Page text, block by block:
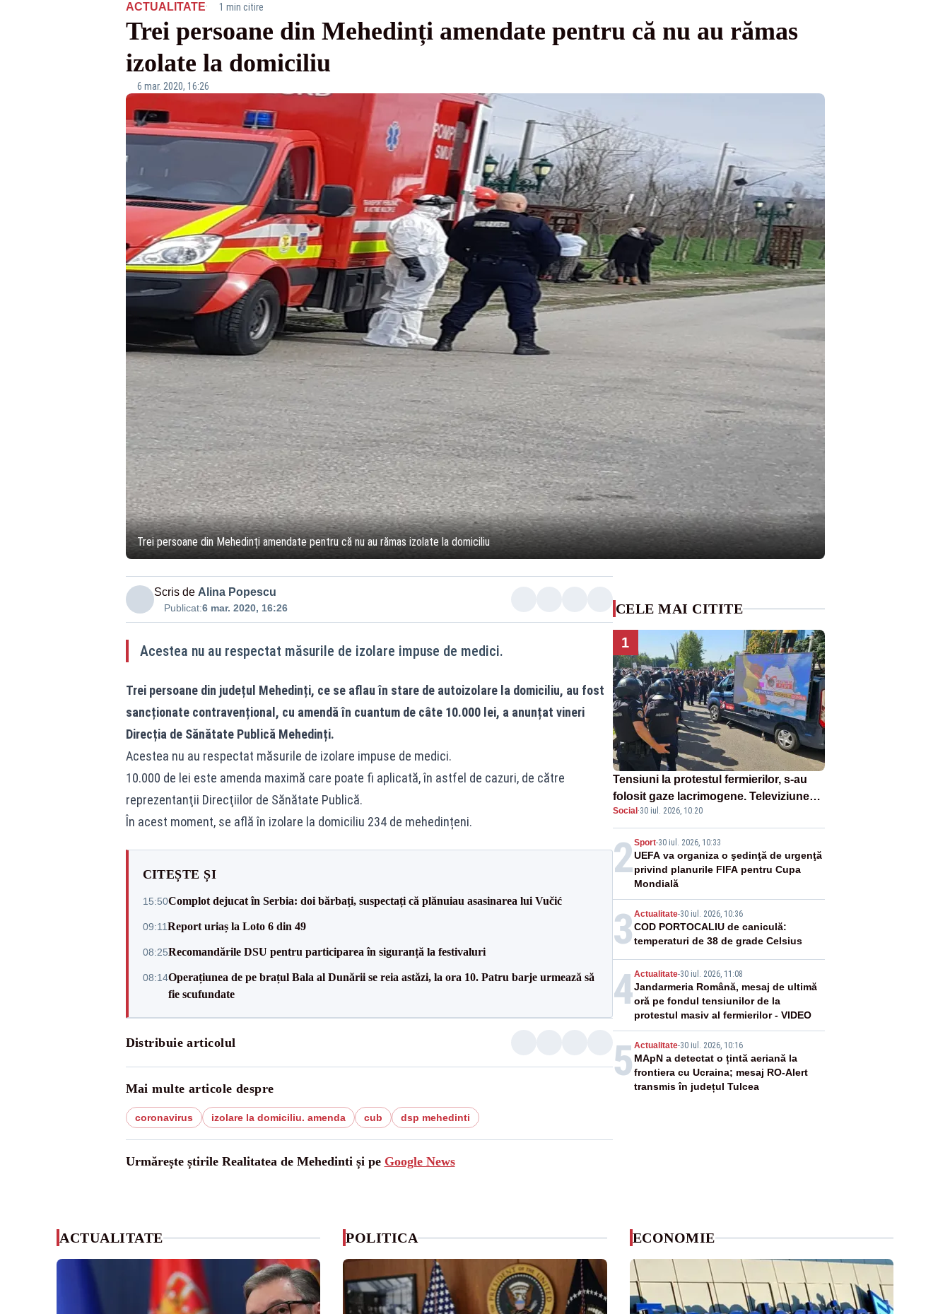
ACTUALITATE· 1 min citire
Trei persoane din Mehedinți amendate pentru că nu au rămas
izolate la domiciliu
6 mar. 2020, 16:26
Trei persoane din Mehedinți amendate pentru că nu au rămas izolate la domiciliu
Scris de Alina Popescu
Publicat:6 mar. 2020, 16:26
Acestea nu au respectat măsurile de izolare impuse de medici.
Trei persoane din județul Mehedinți, ce se aflau în stare de autoizolare la domiciliu, au fost
sancționate contravențional, cu amendă în cuantum de câte 10.000 lei, a anunțat vineri
Direcția de Sănătate Publică Mehedinți.
Acestea nu au respectat măsurile de izolare impuse de medici.
10.000 de lei este amenda maximă care poate fi aplicată, în astfel de cazuri, de către
reprezentanţii Direcţiilor de Sănătate Publică.
În acest moment, se află în izolare la domiciliu 234 de mehedințeni.
CITEȘTE ȘI
15:50Complot dejucat în Serbia: doi bărbați, suspectați că plănuiau asasinarea lui Vučić
09:11Report uriaș la Loto 6 din 49
08:25Recomandările DSU pentru participarea în siguranță la festivaluri
08:14Operațiunea de pe brațul Bala al Dunării se reia astăzi, la ora 10. Patru barje urmează să
fie scufundate
Distribuie articolul
Mai multe articole despre
coronavirus izolare la domiciliu. amenda cub dsp mehedinti
Urmărește știrile Realitatea de Mehedinti și pe Google News
CELE MAI CITITE
1
Tensiuni la protestul fermierilor, s-au
folosit gaze lacrimogene. Televiziunea
Poporului face apel la calm – LIVE
TEXT
Social ·30 iul. 2026, 10:20
2Sport-30 iul. 2026, 10:33
UEFA va organiza o şedinţă de urgenţă
privind planurile FIFA pentru Cupa
Mondială
3 Actualitate-30 iul. 2026, 10:36
COD PORTOCALIU de caniculă:
temperaturi de 38 de grade Celsius
4Actualitate-30 iul. 2026, 11:08
Jandarmeria Română, mesaj de ultimă
oră pe fondul tensiunilor de la
protestul masiv al fermierilor - VIDEO
5 Actualitate-30 iul. 2026, 10:16
MApN a detectat o țintă aeriană la
frontiera cu Ucraina; mesaj RO-Alert
transmis în județul Tulcea
ACTUALITATE POLITICA ECONOMIE